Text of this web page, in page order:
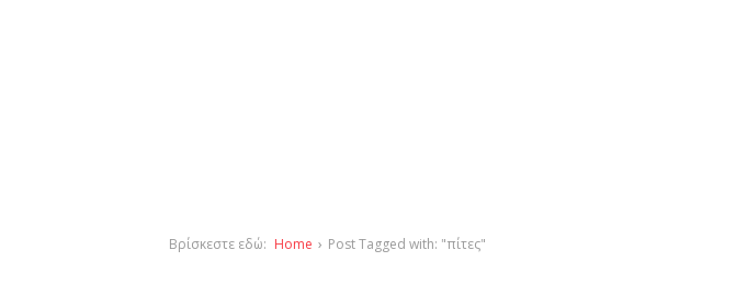
Βρίσκεστε εδώ: Home › Post Tagged with: "πίτες"